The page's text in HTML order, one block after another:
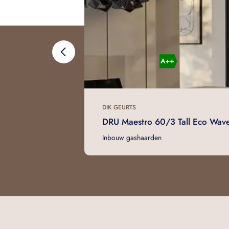
DIK GEURTS
DRU Maestro 60/3 Tall Eco
Inbouw gashaarden